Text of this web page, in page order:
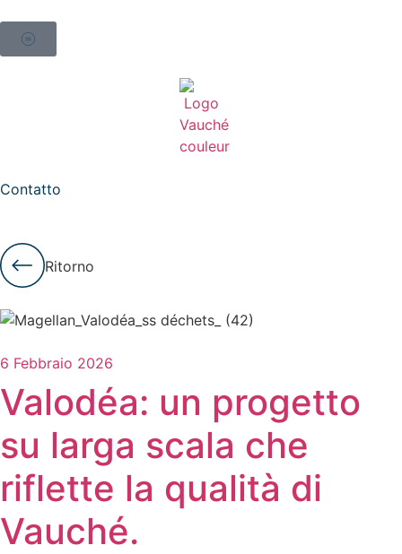
Contatto
Ritorno
6 Febbraio 2026
Valodéa: un progetto
su larga scala che
riflette la qualità di
Vauché.